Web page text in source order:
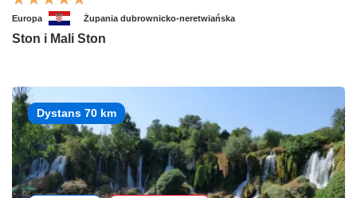
Europa Żupania dubrownicko-neretwiańska
Ston i Mali Ston
Dystans 70 km